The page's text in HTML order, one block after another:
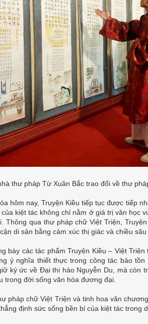
thư pháp Từ Xuân Bắc trao đổi về thư
hôm nay, Truyện Kiều tiếp tục được tiếp
kiệt tác không chỉ nằm ở giá trị văn học
Thông qua thư pháp chữ Việt Triện,
di sản bằng cảm xúc thị giác và chiều
bày các tác phẩm Truyện Kiều – Việt
ý nghĩa thiết thực trong công tác bảo
ký ức về Đại thi hào Nguyễn Du, mà còn
trong đời sống văn hóa đương đại.
pháp chữ Việt Triện và tinh hoa văn
định sức sống bền bỉ của kiệt tác trong